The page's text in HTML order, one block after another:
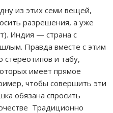
из этих семи вещей,
разрешения, а уже
Индия — страна с
Правда вместе с этим
и табу,
имеет прямое
чтобы совершить эти
обязана спросить
Традиционно